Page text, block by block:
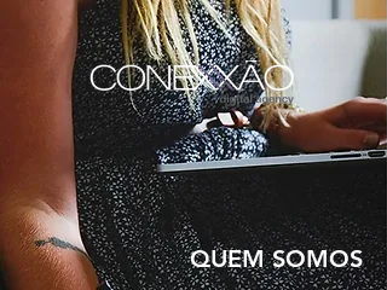
QUEM SOMOS